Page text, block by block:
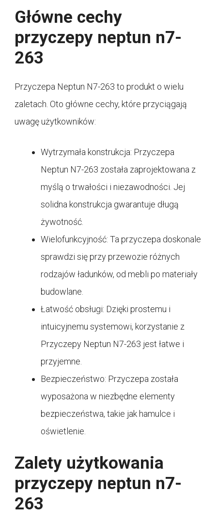
Główne cechy
przyczepy neptun n7-
263
Przyczepa Neptun N7-263 to produkt o wielu
zaletach. Oto główne cechy, które przyciągają
uwagę użytkowników:
Wytrzymała konstrukcja: Przyczepa
Neptun N7-263 została zaprojektowana z
myślą o trwałości i niezawodności. Jej
solidna konstrukcja gwarantuje długą
żywotność.
Wielofunkcyjność: Ta przyczepa doskonale
sprawdzi się przy przewozie różnych
rodzajów ładunków, od mebli po materiały
budowlane.
Łatwość obsługi: Dzięki prostemu i
intuicyjnemu systemowi, korzystanie z
Przyczepy Neptun N7-263 jest łatwe i
przyjemne.
Bezpieczeństwo: Przyczepa została
wyposażona w niezbędne elementy
bezpieczeństwa, takie jak hamulce i
oświetlenie.
Zalety użytkowania
przyczepy neptun n7-
263